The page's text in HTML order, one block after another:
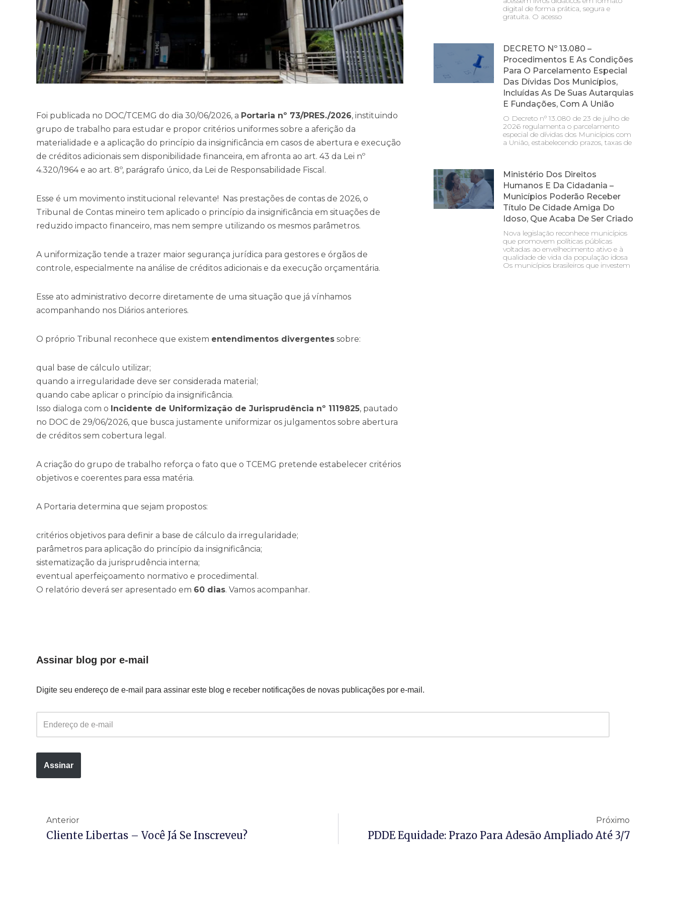
Foi publicada no DOC/TCEMG do dia 30/06/2026, a Portaria nº 73/PRES./2026, instituindo
grupo de trabalho para estudar e propor critérios uniformes sobre a aferição da
materialidade e a aplicação do princípio da insignificância em casos de abertura e execução
de créditos adicionais sem disponibilidade financeira, em afronta ao art. 43 da Lei nº
4.320/1964 e ao art. 8º, parágrafo único, da Lei de Responsabilidade Fiscal.
Esse é um movimento institucional relevante! Nas prestações de contas de 2026, o
Tribunal de Contas mineiro tem aplicado o princípio da insignificância em situações de
reduzido impacto financeiro, mas nem sempre utilizando os mesmos parâmetros.
A uniformização tende a trazer maior segurança jurídica para gestores e órgãos de
controle, especialmente na análise de créditos adicionais e da execução orçamentária.
Esse ato administrativo decorre diretamente de uma situação que já vínhamos
acompanhando nos Diários anteriores.
O próprio Tribunal reconhece que existem entendimentos divergentes sobre:
qual base de cálculo utilizar;
quando a irregularidade deve ser considerada material;
quando cabe aplicar o princípio da insignificância.
Isso dialoga com o Incidente de Uniformização de Jurisprudência nº 1119825, pautado
no DOC de 29/06/2026, que busca justamente uniformizar os julgamentos sobre abertura
de créditos sem cobertura legal.
A criação do grupo de trabalho reforça o fato que o TCEMG pretende estabelecer critérios
objetivos e coerentes para essa matéria.
A Portaria determina que sejam propostos:
critérios objetivos para definir a base de cálculo da irregularidade;
parâmetros para aplicação do princípio da insignificância;
sistematização da jurisprudência interna;
eventual aperfeiçoamento normativo e procedimental.
O relatório deverá ser apresentado em 60 dias. Vamos acompanhar.
digital de forma prática, segura e
gratuita. O acesso
DECRETO Nº 13.080 –
Procedimentos E As Condições
Para O Parcelamento Especial
Das Dívidas Dos Municípios,
Incluídas As De Suas Autarquias
E Fundações, Com A União
O Decreto nº 13.080 de 23 de julho de
2026 regulamenta o parcelamento
especial de dívidas dos Municípios com
a União, estabelecendo prazos, taxas de
Ministério Dos Direitos
Humanos E Da Cidadania –
Municípios Poderão Receber
Título De Cidade Amiga Do
Idoso, Que Acaba De Ser Criado
Nova legislação reconhece municípios
que promovem políticas públicas
voltadas ao envelhecimento ativo e à
qualidade de vida da população idosa
Os municípios brasileiros que investem
Assinar blog por e-mail
Digite seu endereço de e-mail para assinar este blog e receber notificações de novas publicações por e-mail.
Assinar
Anterior
Cliente Libertas – Você Já Se Inscreveu?
Próximo
PDDE Equidade: Prazo Para Adesão Ampliado Até 3/7